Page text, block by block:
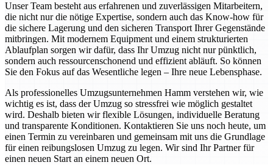
Unser Team besteht aus erfahrenen und zuverlässigen Mitarbeitern,
die nicht nur die nötige Expertise, sondern auch das Know-how für
die sichere Lagerung und den sicheren Transport Ihrer Gegenstände
mitbringen. Mit modernem Equipment und einem strukturierten
Ablaufplan sorgen wir dafür, dass Ihr Umzug nicht nur pünktlich,
sondern auch ressourcenschonend und effizient abläuft. So können
Sie den Fokus auf das Wesentliche legen – Ihre neue Lebensphase.
Als professionelles Umzugsunternehmen Hamm verstehen wir, wie
wichtig es ist, dass der Umzug so stressfrei wie möglich gestaltet
wird. Deshalb bieten wir flexible Lösungen, individuelle Beratung
und transparente Konditionen. Kontaktieren Sie uns noch heute, um
einen Termin zu vereinbaren und gemeinsam mit uns die Grundlage
für einen reibungslosen Umzug zu legen. Wir sind Ihr Partner für
einen neuen Start an einem neuen Ort.